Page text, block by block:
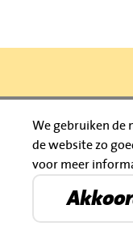
Bruïneplein
©
We gebruiken de
de website zo
voor meer